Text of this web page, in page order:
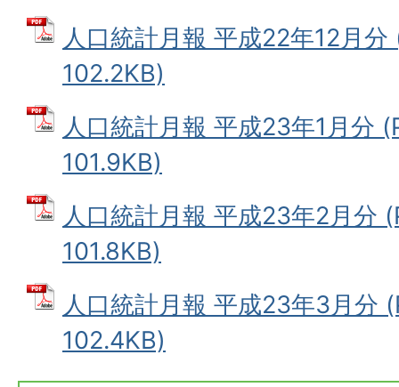
人口統計月報 平成22年12月
102.2KB)
人口統計月報 平成23年1月分
101.9KB)
人口統計月報 平成23年2月分
101.8KB)
人口統計月報 平成23年3月分
102.4KB)